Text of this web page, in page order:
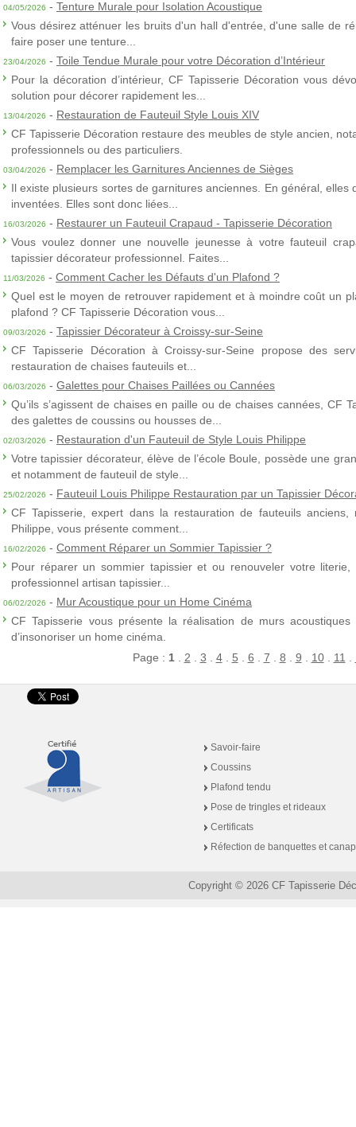
04/05/2026 - Tenture Murale pour Isolation Acoustique
Vous désirez atténuer les bruits d'un hall d'entrée, d'une salle de
faire poser une tenture...
23/04/2026 - Toile Tendue Murale pour votre Décoration d’Intérieur
Pour la décoration d’intérieur, CF Tapisserie Décoration vous
solution pour décorer rapidement les...
13/04/2026 - Restauration de Fauteuil Style Louis XIV
CF Tapisserie Décoration restaure des meubles de style ancien,
professionnels ou des particuliers.
03/04/2026 - Remplacer les Garnitures Anciennes de Sièges
Il existe plusieurs sortes de garnitures anciennes. En général, elles
inventées. Elles sont donc liées...
16/03/2026 - Restaurer un Fauteuil Crapaud - Tapisserie Décoration
Vous voulez donner une nouvelle jeunesse à votre fauteuil
tapissier décorateur professionnel. Faites...
11/03/2026 - Comment Cacher les Défauts d'un Plafond ?
Quel est le moyen de retrouver rapidement et à moindre coût un
plafond ? CF Tapisserie Décoration vous...
09/03/2026 - Tapissier Décorateur à Croissy-sur-Seine
CF Tapisserie Décoration à Croissy-sur-Seine propose des
restauration de chaises fauteuils et...
06/03/2026 - Galettes pour Chaises Paillées ou Cannées
Qu’ils s’agissent de chaises en paille ou de chaises cannées, CF
des galettes de coussins ou housses de...
02/03/2026 - Restauration d'un Fauteuil de Style Louis Philippe
Votre tapissier décorateur, élève de l’école Boule, possède une
et notamment de fauteuil de style...
25/02/2026 - Fauteuil Louis Philippe Restauration par un Tapissier
CF Tapisserie, expert dans la restauration de fauteuils
Philippe, vous présente comment...
16/02/2026 - Comment Réparer un Sommier Tapissier ?
Pour réparer un sommier tapissier et ou renouveler votre
professionnel artisan tapissier...
06/02/2026 - Mur Acoustique pour un Home Cinéma
CF Tapisserie vous présente la réalisation de murs
d’insonoriser un home cinéma.
Page : 1. 2 3 4. 5 6 7 8 9 10. 11
Savoir-faire
Coussins
Plafond tendu
Pose de tringles et rideaux
Certificats
Réfection de banquettes et
Copyright © 2026 CF Tapisserie